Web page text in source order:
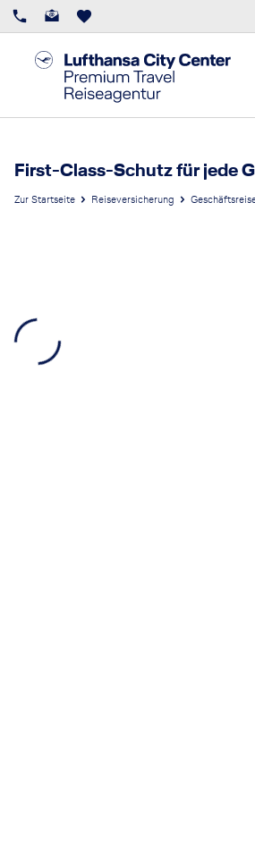
First-Class-Schutz für jede
Zur Startseite Reiseversicherung